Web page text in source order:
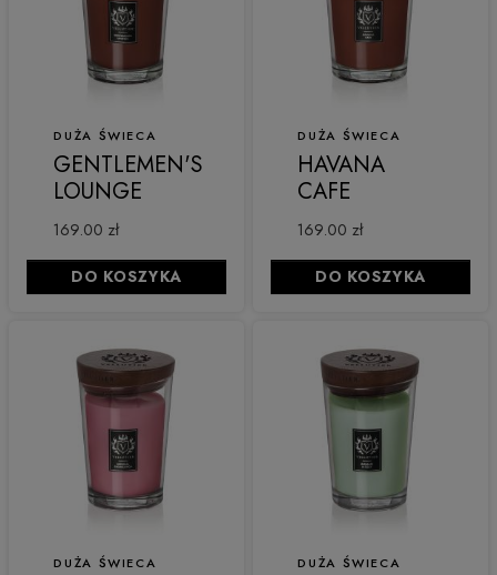
DUŻA ŚWIECA
GENTLEMEN'S
LOUNGE
169.00 zł
DO KOSZYKA
DUŻA ŚWIECA
HAVANA
CAFE
169.00 zł
DO KOSZYKA
DUŻA ŚWIECA DUŻA ŚWIECA